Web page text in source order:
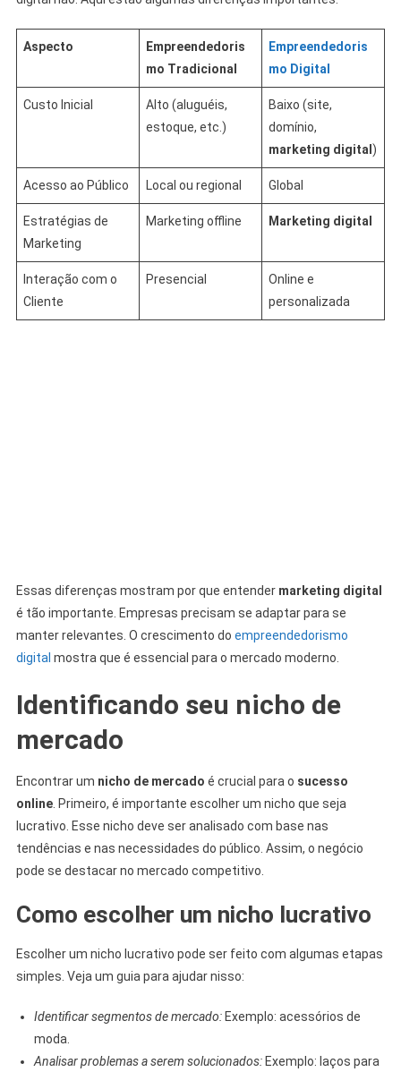
Aspecto
Empreendedoris
mo Tradicional
Empreendedoris
mo Digital
Custo Inicial
Alto (aluguéis,
estoque, etc.)
Baixo (site,
domínio,
marketing digital )
Acesso ao Público Local ou regional Global
Estratégias de
Marketing
Marketing offline Marketing digital
Interação com o
Cliente
Presencial
Online e
personalizada
Essas diferenças mostram por que entender marketing digital
é tão importante. Empresas precisam se adaptar para se
manter relevantes. O crescimento do empreendedorismo
digital mostra que é essencial para o mercado moderno.
Identificando seu nicho de
mercado
Encontrar um nicho de mercado é crucial para o sucesso
online. Primeiro, é importante escolher um nicho que seja
lucrativo. Esse nicho deve ser analisado com base nas
tendências e nas necessidades do público. Assim, o negócio
pode se destacar no mercado competitivo.
Como escolher um nicho lucrativo
Escolher um nicho lucrativo pode ser feito com algumas etapas
simples. Veja um guia para ajudar nisso:
Identificar segmentos de mercado:Exemplo: acessórios de
moda.
Analisar problemas a serem solucionados:Exemplo: laços para